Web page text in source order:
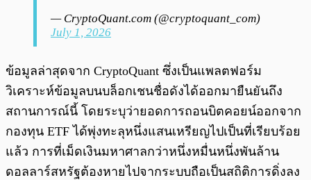
— CryptoQuant.com (@cryptoquant_com)
July 1, 2026
ข้อมูลล่าสุดจาก CryptoQuant ซึ่งเป็นแพลตฟอร์ม
วิเคราะห์ข้อมูลบนบล็อกเชนชื่อดังได้ออกมายืนยันถึง
สถานการณ์นี้ โดยระบุว่ายอดการถอนบิตคอยน์ออกจาก
กองทุน ETF ได้พุ่งทะลุหนึ่งแสนเหรียญไปเป็นที่เรียบร้อย
แล้ว การที่เม็ดเงินมหาศาลกว่าหนึ่งหมื่นหนึ่งพันล้าน
ดอลลาร์สหรัฐต้องหายไปจากระบบถือเป็นสถิติการดิ่งลง